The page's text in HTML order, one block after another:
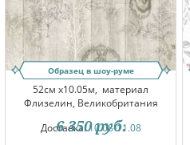
Образец в шоу-руме
52см x10.05м, материал
Флизелин, Великобритания
Доставка:10.08-11.08
6 350 руб.